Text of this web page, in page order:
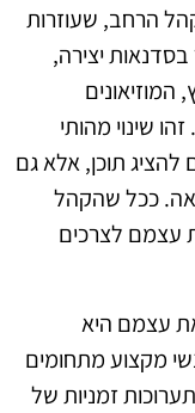
הרחב, שעוזרות
יצירה,
המוזיאונים
שינוי מהותי
להציג תוכן, אלא גם
ככל שהקהל
עצמם לצרכים
עצמם היא
מקצוע מתחומים
זמניות של